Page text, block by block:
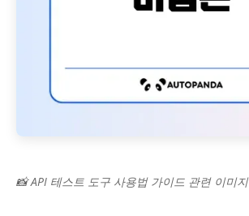
📸 API 테스트 도구 사용법 가이드 관련 이미지